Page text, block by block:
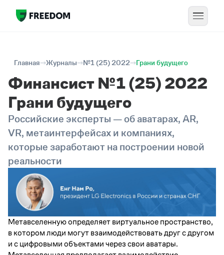
Главная Журналы №1 (25) 2022 Грани будущего
Финансист №1 (25) 2022
Грани будущего
Российские эксперты — об аватарах, AR,
VR, метаинтерфейсах и компаниях,
которые заработают на построении новой
реальности
Метавселенную определяет виртуальное пространство,
в котором люди могут взаимодействовать друг с другом
и с цифровыми объектами через свои аватары.